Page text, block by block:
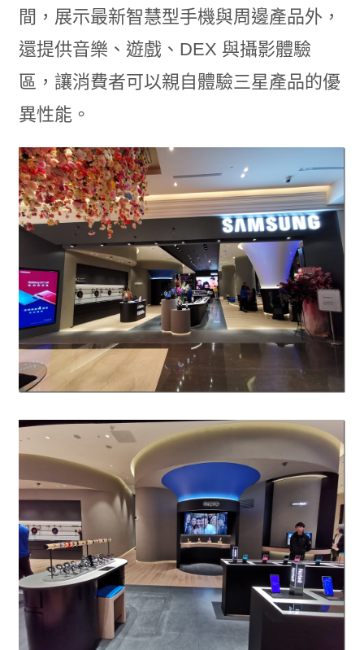
間，展示最新智慧型手機與周邊產品外，
還提供音樂、遊戲、DEX 與攝影體驗
區，讓消費者可以親自體驗三星產品的優
異性能。